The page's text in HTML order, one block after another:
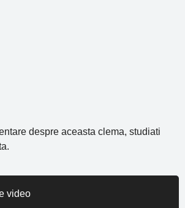
video
despre aceasta clema, studiati